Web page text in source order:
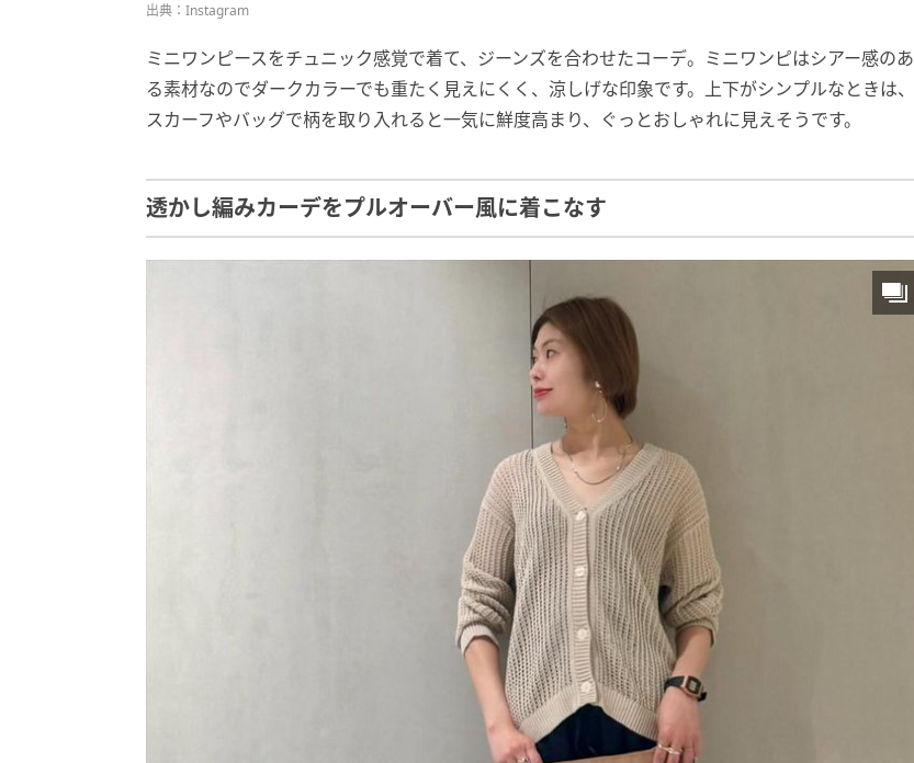
出典：Instagram
ミニワンピースをチュニック感覚で着て、ジーンズを合わせたコーデ。ミニワンピはシアー感のあ
る素材なのでダークカラーでも重たく見えにくく、涼しげな印象です。上下がシンプルなときは、
スカーフやバッグで柄を取り入れると一気に鮮度高まり、ぐっとおしゃれに見えそうです。
透かし編みカーデをプルオーバー風に着こなす